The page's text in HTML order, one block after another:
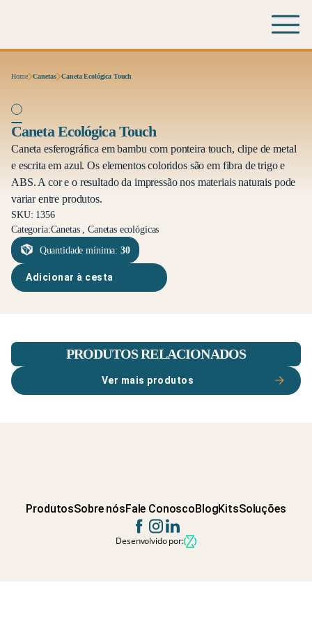
Home Canetas Caneta Ecológica Touch
Caneta Ecológica Touch
Caneta esferográfica em bambu com ponteira touch, clipe de metal
e escrita em azul. Os elementos coloridos são em fibra de trigo e
ABS. A cor e o resultado da impressão nos materiais naturais pode
variar entre produtos.
SKU: 1356
Categoria:Canetas , Canetas ecológicas
Quantidade mínima: 30
Adicionar à cesta
PRODUTOS RELACIONADOS
Ver mais produtos
ProdutosSobre nósFale ConoscoBlogKitsSoluções
Desenvolvido por: